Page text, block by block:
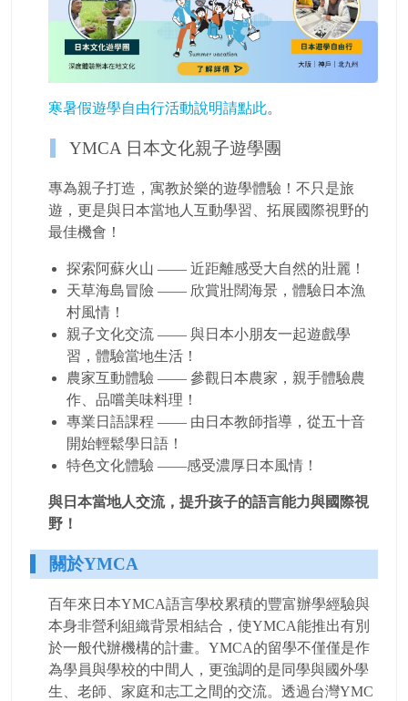
寒暑假遊學自由行活動說明請點此。
YMCA 日本文化親子遊學團
專為親子打造，寓教於樂的遊學體驗！ 不只是旅
遊，更是與日本當地人互動學習、拓展國際視野的
最佳機會！
探索阿蘇火山 —— 近距離感受大自然的壯麗！
天草海島冒險 —— 欣賞壯闊海景，體驗日本漁
村風情！
親子文化交流 —— 與日本小朋友一起遊戲學
習，體驗當地生活！
農家互動體驗 —— 參觀日本農家，親手體驗農
作、品嚐美味料理！
專業日語課程 —— 由日本教師指導，從五十音
開始輕鬆學日語！
特色文化體驗 ——感受濃厚日本風情！
與日本當地人交流，提升孩子的語言能力與國際視
野！
關於YMCA
百年來日本YMCA語言學校累積的豐富辦學經驗與
本身非營利組織背景相結合，使YMCA能推出有別
於一般代辦機構的計畫。YMCA的留學不僅僅是作
為學員與學校的中間人，更強調的是同學與國外學
生、老師、家庭和志工之間的交流。透過台灣YMC